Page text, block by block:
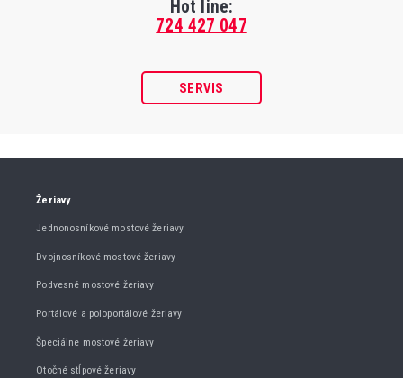
Hot line:
724 427 047
SERVIS
Žeriavy
Jednonosníkové mostové žeriavy
Dvojnosníkové mostové žeriavy
Podvesné mostové žeriavy
Portálové a poloportálové žeriavy
Špeciálne mostové žeriavy
Otočné stĺpové žeriavy